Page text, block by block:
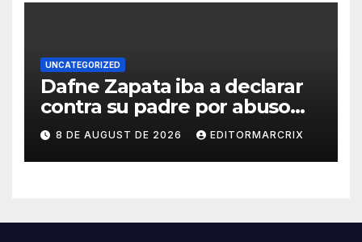
UNCATEGORIZED
Dafne Zapata iba a declarar
contra su padre por abuso
sexual
8 DE AUGUST DE 2026 EDITORMARCRIX